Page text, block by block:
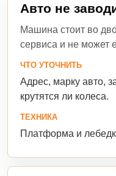
Авто не
Машина стоит во
сервиса и не может
ЧТО УТОЧНИТЬ
Адрес, марку авто,
крутятся ли колеса.
ТЕХНИКА
Платформа и